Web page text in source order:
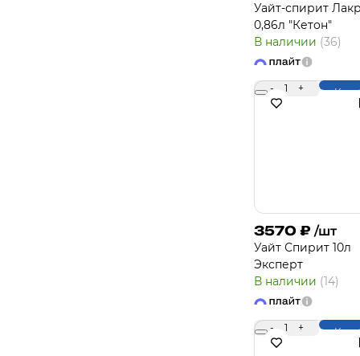
Уайт-спирит
0,86л "Кетон"
В наличии (36)
- 1 +
3570 ₽ /шт
Уайт Спирит 10л
Эксперт
В наличии (14)
- 1 +